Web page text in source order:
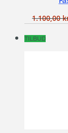
1.100,00
TILBUD